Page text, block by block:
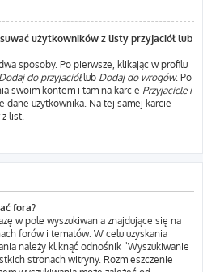
użytkowników z listy przyjaciół lub
sposoby. Po pierwsze, klikając w profilu
Dodaj do przyjaciółlub Dodaj do wrogów. Po
swoim kontem i tam na karcie Przyjaciele i
użytkownika. Na tej samej karcie
z list.
fora?
w pole wyszukiwania znajdujące się na
forów i tematów. W celu uzyskania
należy kliknąć odnośnik “Wyszukiwanie
stronach witryny. Rozmieszczenie